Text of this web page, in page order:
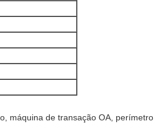
máquina de transação OA, perímetro